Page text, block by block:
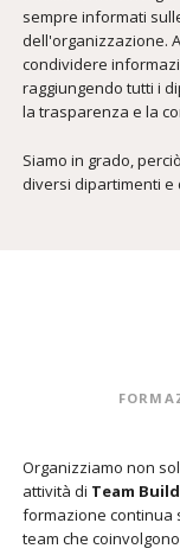
sempre informati
dell'organizzazione.
condividere
raggiungendo tutti i
la trasparenza e la
Siamo in grado,
diversi dipartimenti e
Organizziamo non
attività di Team
formazione continua
team che